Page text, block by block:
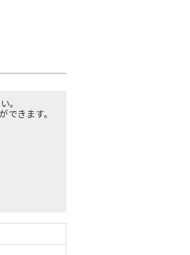
。
きます。